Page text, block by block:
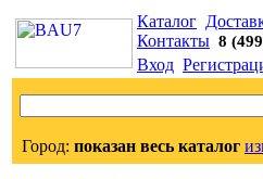
Каталог
Контакты 8
Вход
Город: показан весь каталог